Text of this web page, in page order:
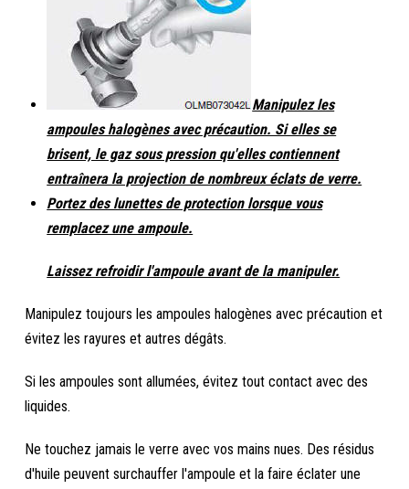
Manipulez les
ampoules halogènes avec précaution. Si elles se
brisent, le gaz sous pression qu'elles contiennent
entraînera la projection de nombreux éclats de verre.
Portez des lunettes de protection lorsque vous
remplacez une ampoule.
Laissez refroidir l'ampoule avant de la manipuler.
Manipulez toujours les ampoules halogènes avec précaution et
évitez les rayures et autres dégâts.
Si les ampoules sont allumées, évitez tout contact avec des
liquides.
Ne touchez jamais le verre avec vos mains nues. Des résidus
d'huile peuvent surchauffer l'ampoule et la faire éclater une